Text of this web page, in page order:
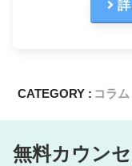
CATEGORY : コラム
無料カウン